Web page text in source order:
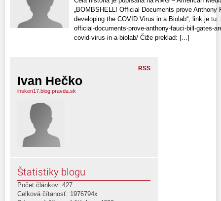
„BOMBSHELL! Official Documents prove
developing the COVID Virus in a Biolab“, link je
official-documents-prove-anthony-fauci-bill-gates-
covid-virus-in-a-biolab/ Čiže preklad: [...]
RSS
Ivan Hečko
ihsken17.blog.pravda.sk
Štatistiky blogu
Počet článkov: 427
Celková čítanosť: 1976794x